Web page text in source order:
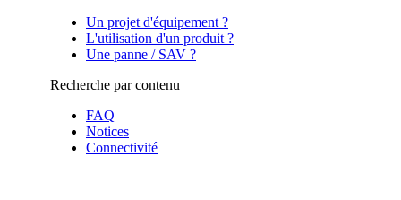
Un projet d'équipement ?
L'utilisation d'un produit ?
Une panne / SAV ?
Recherche par contenu
FAQ
Notices
Connectivité